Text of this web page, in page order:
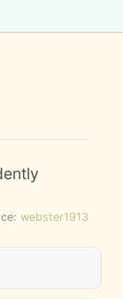
webster1913